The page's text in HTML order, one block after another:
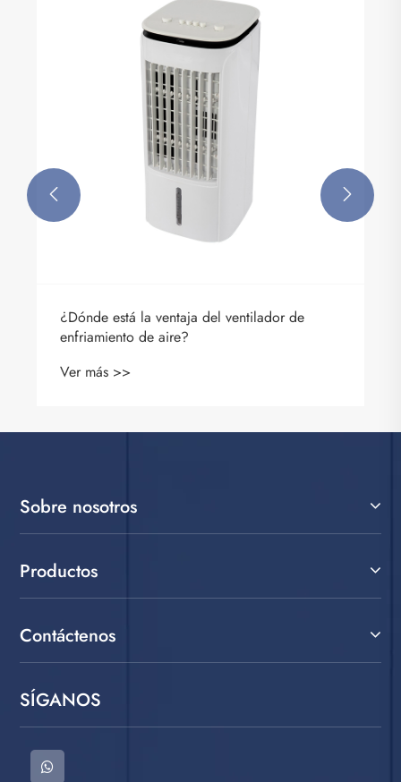
La salud necesita una mejora, ¿el punto de
avance de la empresa de lavadoras es el
cuidado de lavado clasificado?
 
Sobre nosotros
Productos
Contáctenos
SÍGANOS